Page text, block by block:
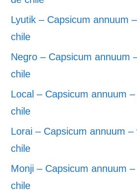
Lyutik – Capsicum annuum
chile
Negro – Capsicum annuum
chile
Local – Capsicum annuum
chile
Lorai – Capsicum annuum –
chile
Monji – Capsicum annuum
chile